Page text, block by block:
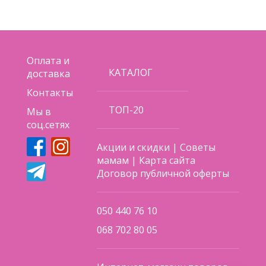
Оплата и
доставка
Контакты
Мы в
соц.сетях
КАТАЛОГ
ТОП-20
Акции и скидки |Советы
мамам | Карта сайта
Договор публичной оферты
050 440 76 10
068 702 80 05